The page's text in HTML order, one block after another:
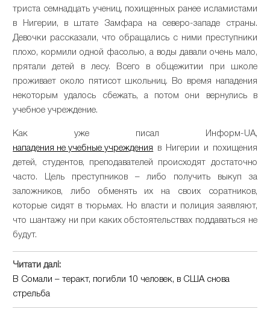
триста семнадцать учениц, похищенных ранее исламистами
в Нигерии, в штате Замфара на северо-западе страны.
Девочки рассказали, что обращались с ними преступники
плохо, кормили одной фасолью, а воды давали очень мало,
прятали детей в лесу. Всего в общежитии при школе
проживает около пятисот школьниц. Во время нападения
некоторым удалось сбежать, а потом они вернулись в
учебное учреждение.
Как уже писал Информ-UA,
нападения не учебные учреждения в Нигерии и похищения
детей, студентов, преподавателей происходят достаточно
часто. Цель преступников – либо получить выкуп за
заложников, либо обменять их на своих соратников,
которые сидят в тюрьмах. Но власти и полиция заявляют,
что шантажу ни при каких обстоятельствах поддаваться не
будут.
Читати далі:
В Сомали – теракт, погибли 10 человек, в США снова
стрельба